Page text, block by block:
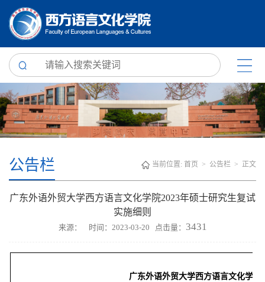
当前位置: 首页 > 公告栏 > 正文
公告栏
广东外语外贸大学西方语言文化学院2023年硕士研究生复试
实施细则
来源： 时间：2023-03-20 点击量： 3431
广东外语外贸大学西方语言文化学院